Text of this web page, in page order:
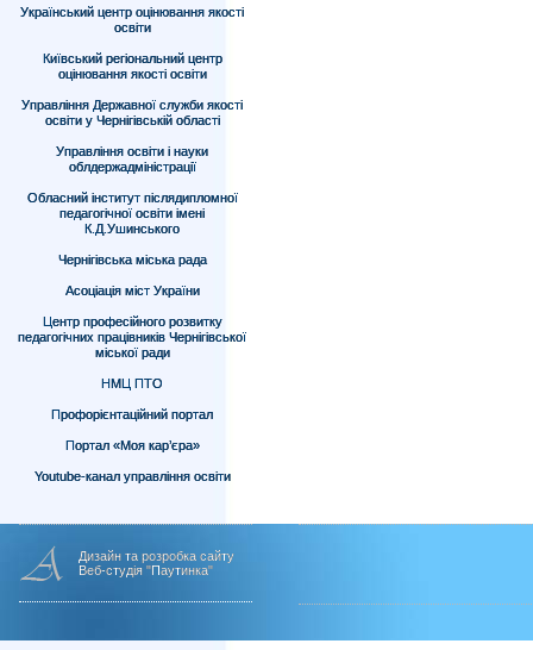
Український центр оцінювання якості
освіти
Київський регіональний центр
оцінювання якості освіти
Управління Державної служби якості
освіти у Чернігівській області
Управління освіти і науки
облдержадміністрації
Обласний інститут післядипломної
педагогічної освіти імені
К.Д.Ушинського
Чернігівська міська рада
Асоціація міст України
Центр професійного розвитку
педагогічних працівників Чернігівської
міської ради
НМЦ ПТО
Профорієнтаційний портал
Портал «Моя кар’єра»
Youtube-канал управління освіти
Дизайн та розробка сайту
Веб-студія "Паутинка"